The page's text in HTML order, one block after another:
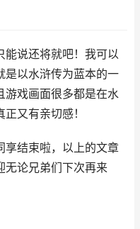
能说还将就吧！我可以
是以水浒传为蓝本的一
游戏画面很多都是在水
又有亲切感！
享结束啦，以上的文章
无论兄弟们下次再来